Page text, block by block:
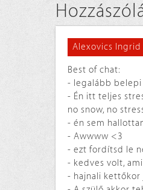
Alexovics Ingrid
Best of chat:
- legalább belepi
- Én itt teljes
no snow, no
- én sem
- Awwww <3
- ezt fordítsd le
- kedves volt,
- hajnali